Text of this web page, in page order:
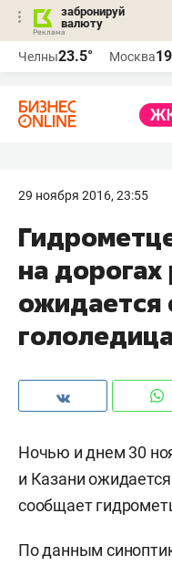
забронируй
валюту
Челны23.5° Москва
29 ноября 2016, 23:55
на дорогах
ожидается
Ночью и днем 30
и Казани
сообщает
По данным